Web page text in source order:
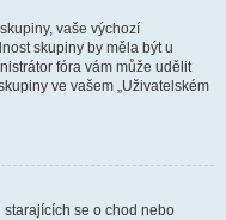
vaše výchozí
skupiny by měla být u
fóra vám může udělit
ve vašem „Uživatelském
starajících se o chod nebo